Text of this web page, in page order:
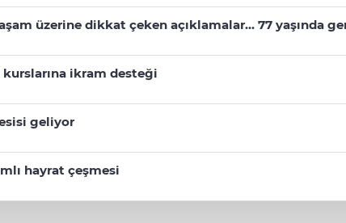
üzerine dikkat çeken açıklamalar... 77 yaşında
kurslarına ikram desteği
geliyor
hayrat çeşmesi